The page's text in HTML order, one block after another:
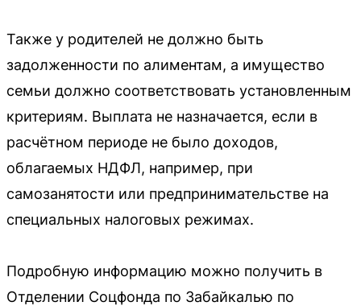
Также у родителей не должно быть
задолженности по алиментам, а имущество
семьи должно соответствовать установленным
критериям. Выплата не назначается, если в
расчётном периоде не было доходов,
облагаемых НДФЛ, например, при
самозанятости или предпринимательстве на
специальных налоговых режимах.
Подробную информацию можно получить в
Отделении Соцфонда по Забайкалью по